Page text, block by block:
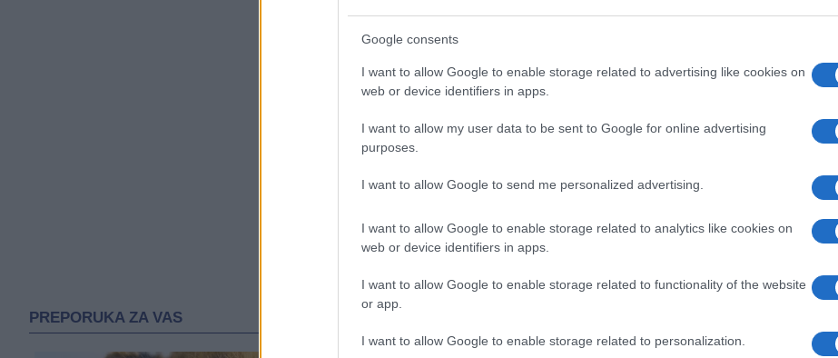
Google consents
I want to allow Google to enable storage related to advertising like cookies on
web or device identifiers in apps.
I want to allow my user data to be sent to Google for online advertising
purposes.
I want to allow Google to send me personalized advertising.
I want to allow Google to enable storage related to analytics like cookies on
web or device identifiers in apps.
I want to allow Google to enable storage related to functionality of the website
or app.
I want to allow Google to enable storage related to personalization.